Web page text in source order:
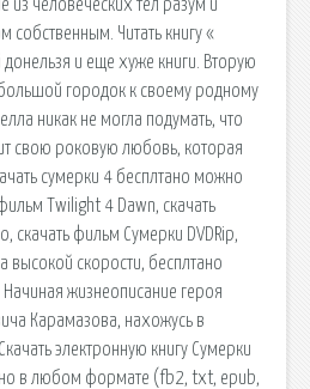
человеческих тел разум и
Читать книгу «
и еще хуже книги. Вторую
городок к своему родному
никак не могла подумать, что
свою роковую любовь, которая
сумерки 4 бесплтано можно
Twilight 4 Dawn, скачать
скачать фильм Сумерки DVDRip,
высокой скорости, бесплтано
Начиная жизнеописание героя
Карамазова, нахожусь в
электронную книгу Сумерки
в любом формате (fb2, txt, epub,